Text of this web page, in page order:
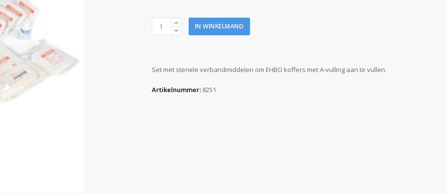
Steriele
inhoud
IN WINKELMAND
Set met steriele verbandmiddelen om EHBO koffers met A-vulling aan te vullen.
Artikelnummer: 8251